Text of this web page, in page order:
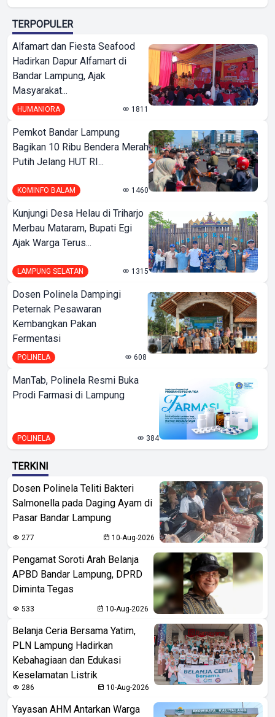
TERPOPULER
Alfamart dan Fiesta Seafood
Hadirkan Dapur Alfamart di
Bandar Lampung, Ajak
Masyarakat...
HUMANIORA 1811
Pemkot Bandar Lampung
Bagikan 10 Ribu Bendera Merah
Putih Jelang HUT RI...
KOMINFO BALAM 1460
Kunjungi Desa Helau di Triharjo
Merbau Mataram, Bupati Egi
Ajak Warga Terus...
LAMPUNG SELATAN 1315
Dosen Polinela Dampingi
Peternak Pesawaran
Kembangkan Pakan
Fermentasi
POLINELA 608
ManTab, Polinela Resmi Buka
Prodi Farmasi di Lampung
POLINELA 384
TERKINI
Dosen Polinela Teliti Bakteri
Salmonella pada Daging Ayam di
Pasar Bandar Lampung
277 10-Aug-2026
Pengamat Soroti Arah Belanja
APBD Bandar Lampung, DPRD
Diminta Tegas
533 10-Aug-2026
Belanja Ceria Bersama Yatim,
PLN Lampung Hadirkan
Kebahagiaan dan Edukasi
Keselamatan Listrik
286 10-Aug-2026
Yayasan AHM Antarkan Warga